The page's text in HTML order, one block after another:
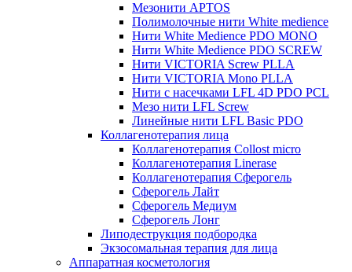
Мезонити APTOS
Полимолочные нити White medience
Нити White Medience PDO MONO
Нити White Medience PDO SCREW
Нити VICTORIA Screw PLLA
Нити VICTORIA Mono PLLA
Нити с насечками LFL 4D PDO PCL
Мезо нити LFL Screw
Линейные нити LFL Basic PDO
Коллагенотерапия лица
Коллагенотерапия Collost micro
Коллагенотерапия Linerase
Коллагенотерапия Сферогель
Сферогель Лайт
Сферогель Медиум
Сферогель Лонг
Липодеструкция подбородка
Экзосомальная терапия для лица
Аппаратная косметология